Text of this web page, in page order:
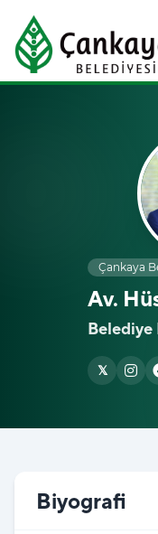
Çankaya
Av.
Belediye
𝕏
Biyografi